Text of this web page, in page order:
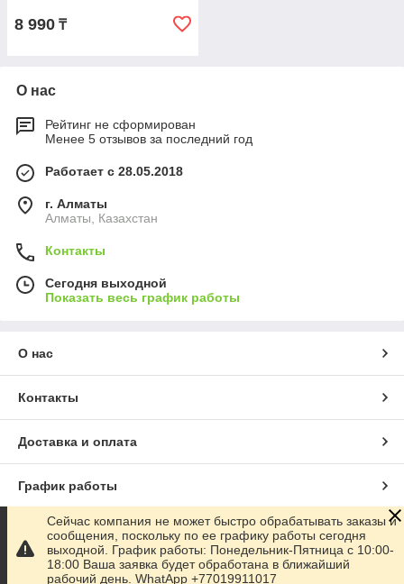
8 990 ₸
О нас
Рейтинг не сформирован
Менее 5 отзывов за последний год
Работает с 28.05.2018
г. Алматы
Алматы, Казахстан
Контакты
Сегодня выходной
Показать весь график работы
О нас
Контакты
Доставка и оплата
График работы
Полная версия сайта
Сайт создан на маркетплейсеSatu.kz
Сейчас компания не может быстро обрабатывать заказы и
сообщения, поскольку по ее графику работы сегодня
выходной. График работы: Понедельник-Пятница с 10:00-
18:00 Ваша заявка будет обработана в ближайший
рабочий день. WhatApp +77019911017